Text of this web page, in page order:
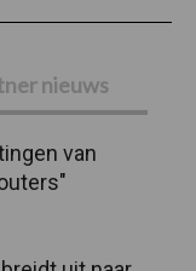
nieuws
van